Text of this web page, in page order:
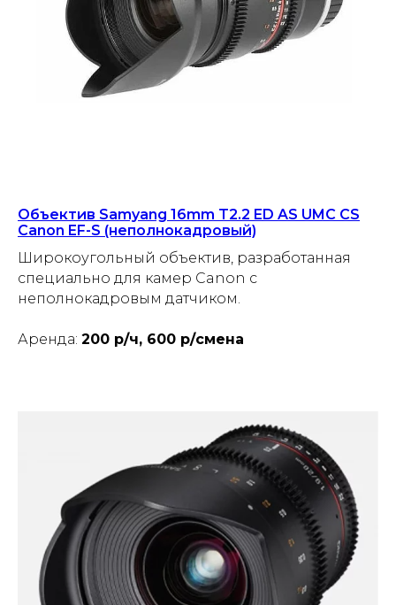
Объектив Samyang 16mm T2.2 ED AS UMC CS
Canon EF-S (неполнокадровый)
Широкоугольный объектив, разработанная
специально для камер Canon с
неполнокадровым датчиком.
Аренда: 200 р/ч, 600 р/смена